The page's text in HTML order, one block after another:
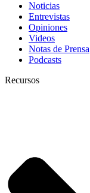
Noticias
Entrevistas
Opiniones
Videos
Notas de Prensa
Podcasts
Recursos